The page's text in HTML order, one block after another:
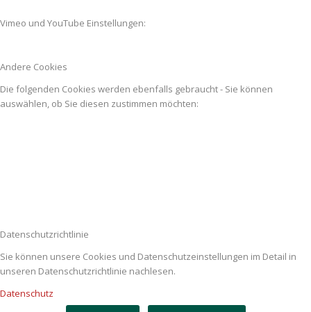
Vimeo und YouTube Einstellungen:
Andere Cookies
Die folgenden Cookies werden ebenfalls gebraucht - Sie können
auswählen, ob Sie diesen zustimmen möchten:
Datenschutzrichtlinie
Sie können unsere Cookies und Datenschutzeinstellungen im Detail in
unseren Datenschutzrichtlinie nachlesen.
Datenschutz